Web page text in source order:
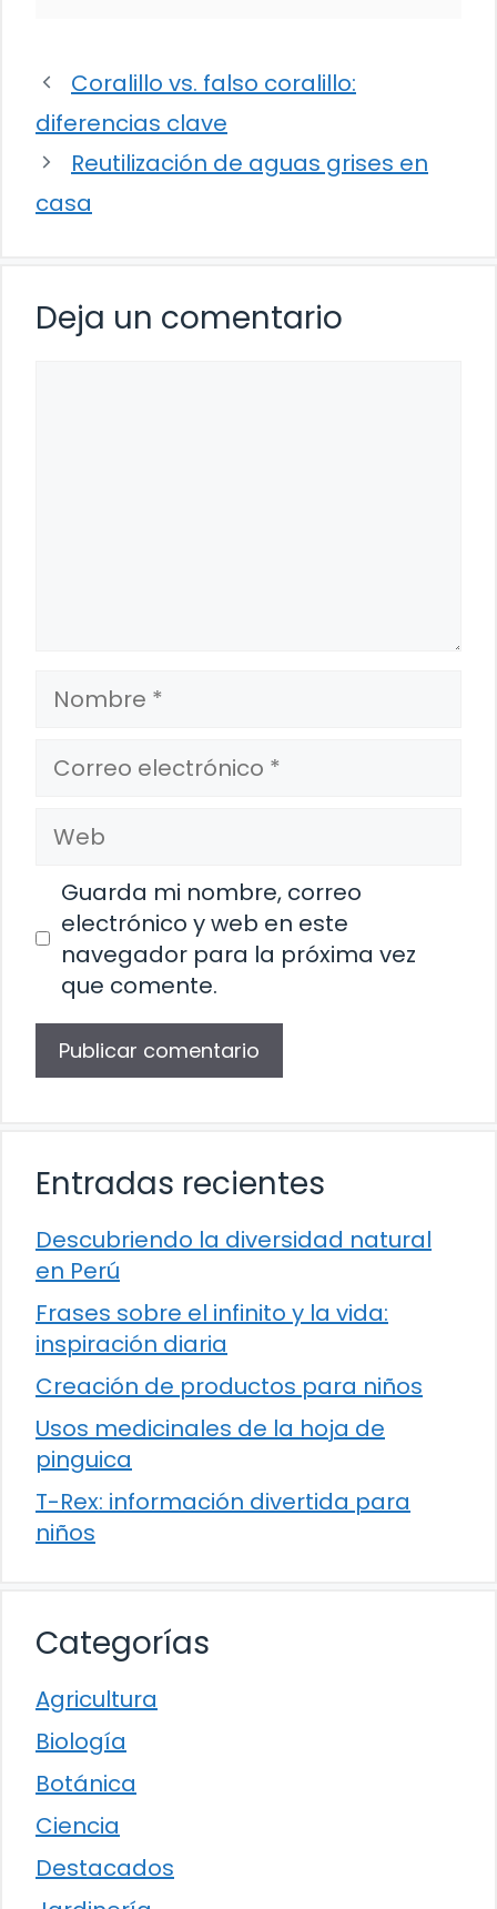
Coralillo vs. falso coralillo:
diferencias clave
Reutilización de aguas grises en
casa
Deja un comentario
Nombre
Correo
electrónico
Web
Guarda mi nombre, correo
electrónico y web en este
navegador para la próxima vez
que comente.
Entradas recientes
Descubriendo la diversidad natural
en Perú
Frases sobre el infinito y la vida:
inspiración diaria
Creación de productos para niños
Usos medicinales de la hoja de
pinguica
T-Rex: información divertida para
niños
Categorías
Agricultura
Biología
Botánica
Ciencia
Destacados